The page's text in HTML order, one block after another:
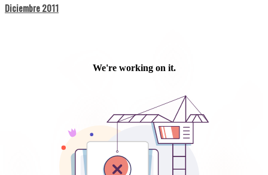
Diciembre 2011